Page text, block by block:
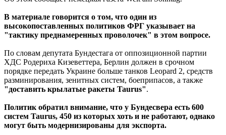
В материале говорится о том, что один из
высокопоставленных политиков ФРГ указывает на
"тактику преднамеренных проволочек" в этом вопросе.
По словам депутата Бундестага от оппозиционной партии
ХДС Родериха Кизеветтера, Берлин должен в срочном
порядке передать Украине больше танков Leopard 2, средств
разминирования, зенитных систем, боеприпасов, а также
"доставить крылатые ракеты Taurus".
Политик обратил внимание, что у Бундесвера есть 600
систем Taurus, 450 из которых хоть и не работают, однако
могут быть модернизированы для экспорта.